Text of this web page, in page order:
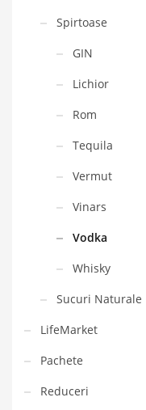
Spirtoase
GIN
Lichior
Rom
Tequila
Vermut
Vinars
Vodka
Whisky
Sucuri Naturale
LifeMarket
Pachete
Reduceri